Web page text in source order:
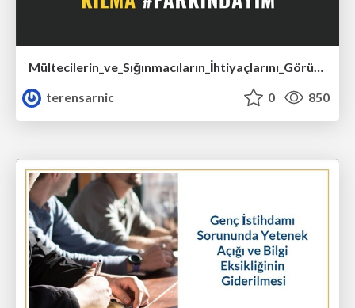
Mültecilerin_ve_Sığınmacıların_İhtiyaçlarını_Görünür_Kılma__1_.pdf
terensarnic
0 850